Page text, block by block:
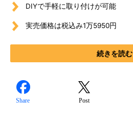
DIYで手軽に取り付けが可能
実売価格は税込み1万5950円
続きを読む
Share Post